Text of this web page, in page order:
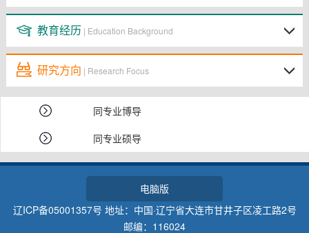
教育经历 | Education Background
研究方向 | Research Focus
同专业博导
同专业硕导
电脑版
辽ICP备05001357号 地址：中国·辽宁省大连市甘井子区凌工路2号
邮编：116024